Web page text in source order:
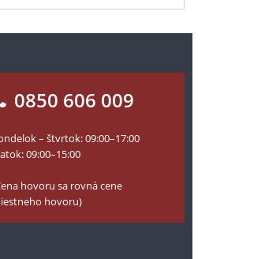
0850 606 009
– štvrtok: 09:00–17:00
09:00–15:00
hovoru sa rovná cene
hovoru)